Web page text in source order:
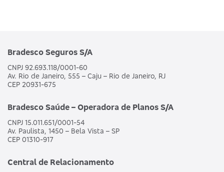
Bradesco Seguros S/A
CNPJ 92.693.118/0001-60
Av. Rio de Janeiro, 555 – Caju – Rio de Janeiro, RJ
CEP 20931-675
Bradesco Saúde – Operadora de Planos S/A
CNPJ 15.011.651/0001-54
Av. Paulista, 1450 – Bela Vista – SP
CEP 01310-917
Central de Relacionamento